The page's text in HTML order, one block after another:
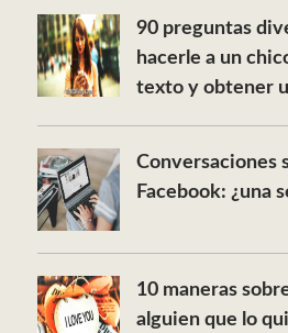
90 preguntas
hacerle a un
texto y obtener
Conversaciones
Facebook: ¿una
10 maneras
alguien que lo